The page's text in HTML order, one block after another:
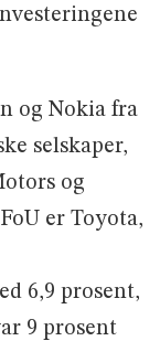
og Nokia fra
selskaper,
og
er Toyota,
6,9 prosent,
9 prosent